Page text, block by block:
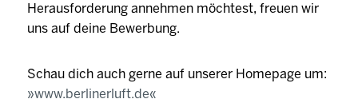
Herausforderung annehmen möchtest, freuen wir
uns auf deine Bewerbung.
Schau dich auch gerne auf unserer Homepage um:
www.berlinerluft.de